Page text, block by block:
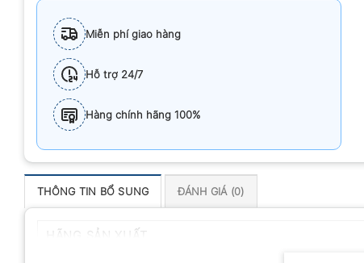
Miễn phí giao hàng
Hỗ trợ 24/7
Hàng chính hãng 100%
THÔNG TIN BỔ SUNG ĐÁNH GIÁ (0)